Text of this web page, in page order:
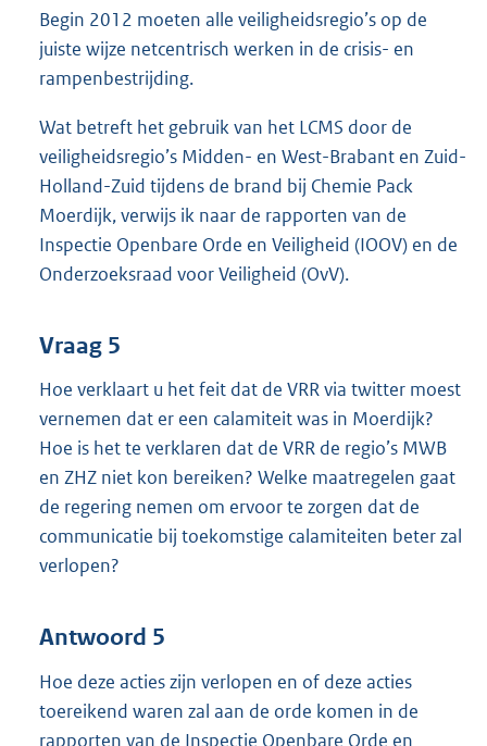
Begin 2012 moeten alle veiligheidsregio’s op de
juiste wijze netcentrisch werken in de crisis- en
rampenbestrijding.
Wat betreft het gebruik van het LCMS door de
veiligheidsregio’s Midden- en West-Brabant en Zuid-
Holland-Zuid tijdens de brand bij Chemie Pack
Moerdijk, verwijs ik naar de rapporten van de
Inspectie Openbare Orde en Veiligheid (IOOV) en de
Onderzoeksraad voor Veiligheid (OvV).
Vraag 5
Hoe verklaart u het feit dat de VRR via twitter moest
vernemen dat er een calamiteit was in Moerdijk?
Hoe is het te verklaren dat de VRR de regio’s MWB
en ZHZ niet kon bereiken? Welke maatregelen gaat
de regering nemen om ervoor te zorgen dat de
communicatie bij toekomstige calamiteiten beter zal
verlopen?
Antwoord 5
Hoe deze acties zijn verlopen en of deze acties
toereikend waren zal aan de orde komen in de
rapporten van de Inspectie Openbare Orde en